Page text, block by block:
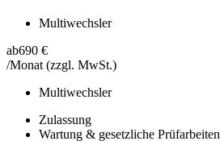
Multiwechsler
ab690 €
/Monat (zzgl. MwSt.)
Multiwechsler
Zulassung
Wartung & gesetzliche Prüfarbeiten